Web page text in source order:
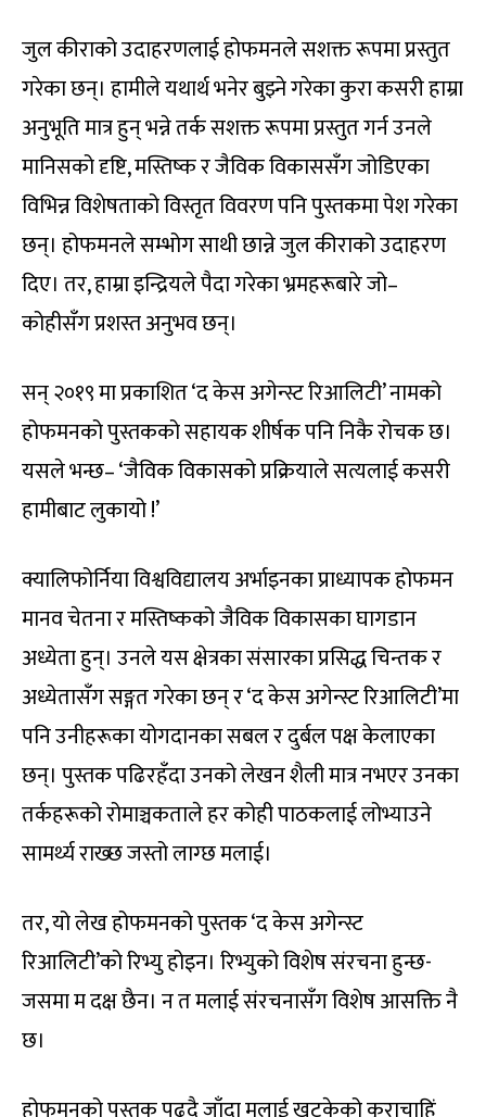
जुल कीराको उदाहरणलाई होफमनले सशक्त रूपमा प्रस्तुत
गरेका छन्। हामीले यथार्थ भनेर बुझ्ने गरेका कुरा कसरी हाम्रा
अनुभूति मात्र हुन् भन्ने तर्क सशक्त रूपमा प्रस्तुत गर्न उनले
मानिसको दृष्टि, मस्तिष्क र जैविक विकाससँग जोडिएका
विभिन्न विशेषताको विस्तृत विवरण पनि पुस्तकमा पेश गरेका
छन्। होफमनले सम्भोग साथी छान्ने जुल कीराको उदाहरण
दिए। तर, हाम्रा इन्द्रियले पैदा गरेका भ्रमहरूबारे जो–
कोहीसँग प्रशस्त अनुभव छन्।
सन् २०१९ मा प्रकाशित ‘द केस अगेन्स्ट रिआलिटी’ नामको
होफमनको पुस्तकको सहायक शीर्षक पनि निकै रोचक छ।
यसले भन्छ– ‘जैविक विकासको प्रक्रियाले सत्यलाई कसरी
हामीबाट लुकायो !’
क्यालिफोर्निया विश्वविद्यालय अर्भाइनका प्राध्यापक होफमन
मानव चेतना र मस्तिष्कको जैविक विकासका घागडान
अध्येता हुन्। उनले यस क्षेत्रका संसारका प्रसिद्ध चिन्तक र
अध्येतासँग सङ्गत गरेका छन् र ‘द केस अगेन्स्ट रिआलिटी’मा
पनि उनीहरूका योगदानका सबल र दुर्बल पक्ष केलाएका
छन्। पुस्तक पढिरहँदा उनको लेखन शैली मात्र नभएर उनका
तर्कहरूको रोमाञ्चकताले हर कोही पाठकलाई लोभ्याउने
सामर्थ्य राख्छ जस्तो लाग्छ मलाई।
तर, यो लेख होफमनको पुस्तक ‘द केस अगेन्स्ट
रिआलिटी’को रिभ्यु होइन। रिभ्युको विशेष संरचना हुन्छ-
जसमा म दक्ष छैन। न त मलाई संरचनासँग विशेष आसक्ति नै
छ।